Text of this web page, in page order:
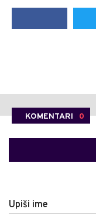
KOMENTARI 0
Upiši ime